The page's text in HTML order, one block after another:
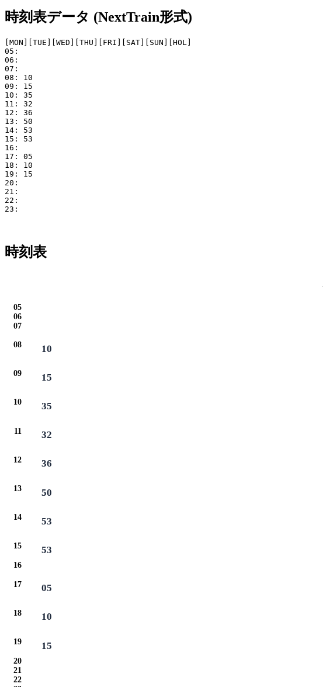
時刻表データ (NextTrain形式)
[MON][TUE][WED][THU][FRI][SAT][SUN][HOL]
05:
06:
07:
08: 10
09: 15
10: 35
11: 32
12: 36
13: 50
14: 53
15: 53
16:
17: 05
18: 10
19: 15
20:
21:
22:
23:
時刻表
05
06
07
08 10
09 15
10 35
11 32
12 36
13 50
14 53
15 53
16
17 05
18 10
19 15
20
21
22